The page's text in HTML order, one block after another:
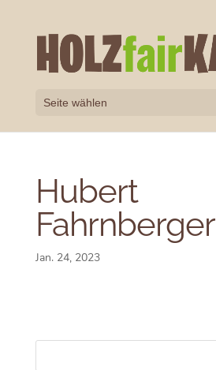
Seite wählen
Hubert
Fahrnberger
Jan. 24, 2023